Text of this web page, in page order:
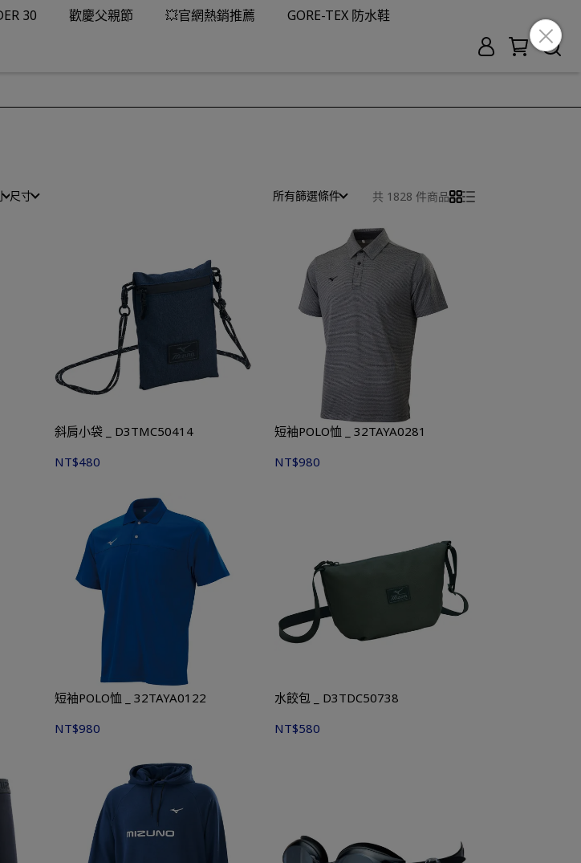
30 歡慶父親節 💥官網熱銷推薦 GORE-TEX 防水鞋
尺寸 所有篩選條件 共 1828 件商品
斜肩小袋 _ D3TMC50414
NT$480
短袖POLO恤 _ 32TAYA0281
NT$980
短袖POLO恤 _ 32TAYA0122
NT$980
水餃包 _ D3TDC50738
NT$580